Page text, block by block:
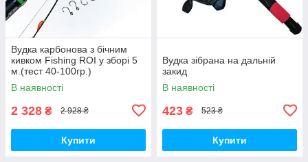
Вудка карбонова з бічним
кивком Fishing ROI у зборі 5
м.(тест 40-100гр.)
В наявності
2 328 ₴ 2 928 ₴
Купити
Вудка зібрана на дальній
закид
В наявності
423 ₴ 523 ₴
Купити